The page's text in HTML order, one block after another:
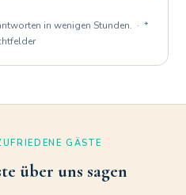
in wenigen Stunden. · *
GÄSTE
über uns sagen